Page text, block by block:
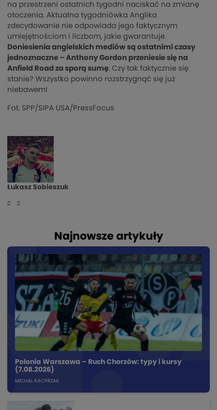
na przestrzeni ostatnich tygodni naciskać na zmianę
otoczenia. Aktualna tygodniówka Anglika
zdecydowanie nie odpowiada jego faktycznym
umiejętnościom i liczbom, jakie gwarantuje.
Doniesienia angielskich mediów są ostatnimi czasy
jednoznaczne – Anthony Gordon przeniesie się na
Anfield Road za sporą sumę. Czy tak faktycznie się
stanie? Wszystko powinno rozstrzygnąć się już
niebawem!
Fot. SPP/SIPA USA/PressFocus
Łukasz Sobieszuk
Najnowsze artykuły
Polonia Warszawa – Ruch Chorzów: typy i kursy
(7.08.2026)
MICHAL KACPRZAK